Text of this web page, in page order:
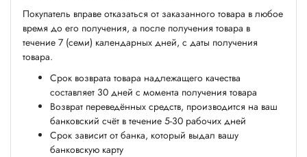
Покупатель вправе отказаться от заказанного товара в любое
время до его получения, а после получения товара в
течение 7 (семи) календарных дней, с даты получения
товара.
Срок возврата товара надлежащего качества
составляет 30 дней с момента получения товара
Возврат переведённых средств, производится на ваш
банковский счёт в течение 5-30 рабочих дней
Срок зависит от банка, который выдал вашу
банковскую карту